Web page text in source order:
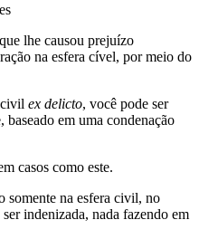
lhe causou prejuízo
na esfera cível, por meio do
ex delicto, você pode ser
em uma condenação
casos como este.
somente na esfera civil, no
indenizada, nada fazendo em